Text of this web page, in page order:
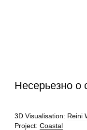
Несерьезно о
3D Visualisation: Reini
Project: Coastal